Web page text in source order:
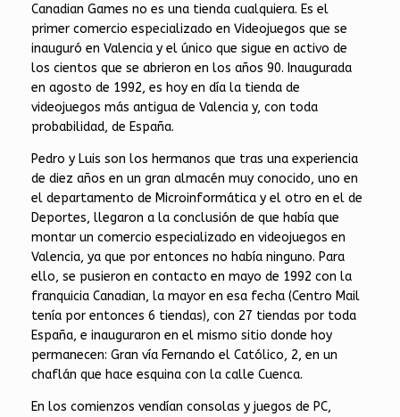
Canadian Games no es una tienda cualquiera. Es el
primer comercio especializado en Videojuegos que se
inauguró en Valencia y el único que sigue en activo de
los cientos que se abrieron en los años 90. Inaugurada
en agosto de 1992, es hoy en día la tienda de
videojuegos más antigua de Valencia y, con toda
probabilidad, de España.
Pedro y Luis son los hermanos que tras una experiencia
de diez años en un gran almacén muy conocido, uno en
el departamento de Microinformática y el otro en el de
Deportes, llegaron a la conclusión de que había que
montar un comercio especializado en videojuegos en
Valencia, ya que por entonces no había ninguno. Para
ello, se pusieron en contacto en mayo de 1992 con la
franquicia Canadian, la mayor en esa fecha (Centro Mail
tenía por entonces 6 tiendas), con 27 tiendas por toda
España, e inauguraron en el mismo sitio donde hoy
permanecen: Gran vía Fernando el Católico, 2, en un
chaflán que hace esquina con la calle Cuenca.
En los comienzos vendían consolas y juegos de PC,